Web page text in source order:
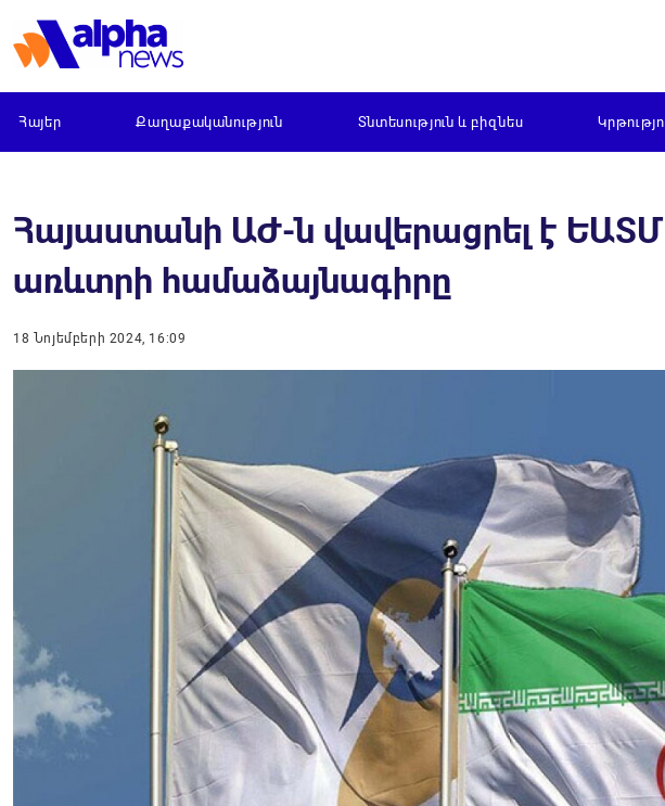
Հայեր Քաղաքականություն Տնտեսություն և բիզնես
Հայաստանի ԱԺ-ն վավերացրել է
առևտրի համաձայնագիրը
18 Նոյեմբերի 2024, 16:09